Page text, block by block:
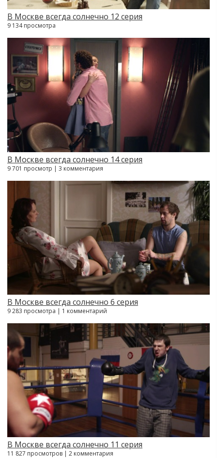
В Москве всегда солнечно 12 серия
9 134 просмотра
В Москве всегда солнечно 14 серия
9 701 просмотр | 3 комментария
В Москве всегда солнечно 6 серия
9 283 просмотра | 1 комментарий
В Москве всегда солнечно 11 серия
11 827 просмотров | 2 комментария